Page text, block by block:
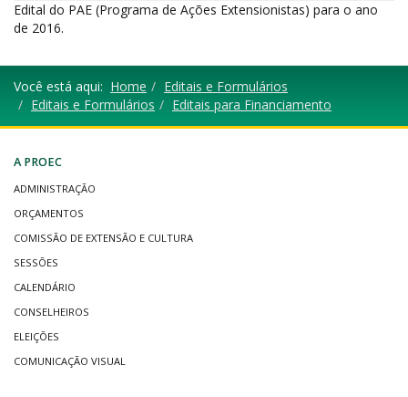
Edital do PAE (Programa de Ações Extensionistas) para o ano
de 2016.
Você está aqui: Home
Editais e Formulários
Editais e Formulários
Editais para Financiamento
A PROEC
ADMINISTRAÇÃO
ORÇAMENTOS
COMISSÃO DE EXTENSÃO E CULTURA
SESSÕES
CALENDÁRIO
CONSELHEIROS
ELEIÇÕES
COMUNICAÇÃO VISUAL